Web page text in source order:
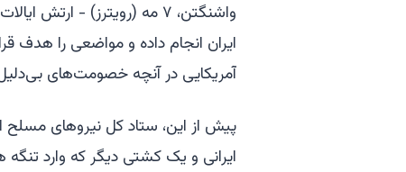
واشنگتن، ۷ مه (رویترز) -
ایران انجام داده و مواضعی را هدف
آمریکایی در آنچه خصومت‌های
پیش از این، ستاد کل نیروهای مسلح
ایرانی و یک کشتی دیگر که وارد